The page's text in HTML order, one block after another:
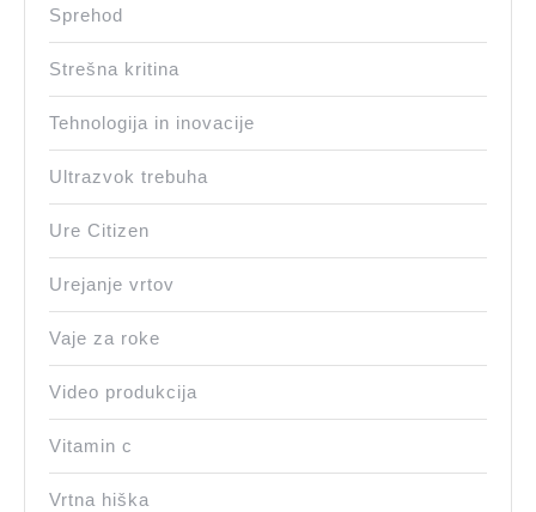
Sprehod
Strešna kritina
Tehnologija in inovacije
Ultrazvok trebuha
Ure Citizen
Urejanje vrtov
Vaje za roke
Video produkcija
Vitamin c
Vrtna hiška